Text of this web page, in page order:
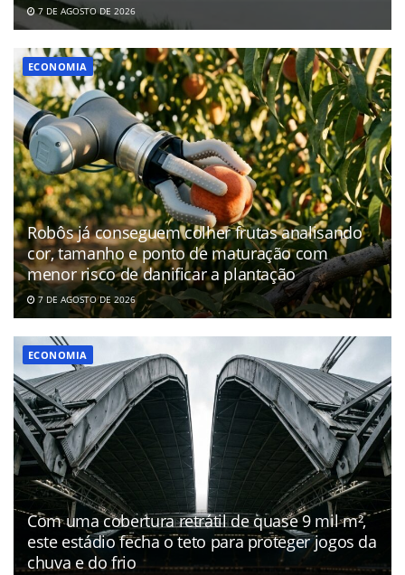
7 DE AGOSTO DE 2026
ECONOMIA
Robôs já conseguem colher frutas analisando
cor, tamanho e ponto de maturação com
menor risco de danificar a plantação
7 DE AGOSTO DE 2026
ECONOMIA
Com uma cobertura retrátil de quase 9 mil m²,
este estádio fecha o teto para proteger jogos da
chuva e do frio